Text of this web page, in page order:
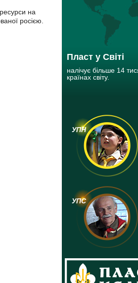
на
росією.
Пласт у Світі
налічує більше 14
країнах світу.
УПН
УПС